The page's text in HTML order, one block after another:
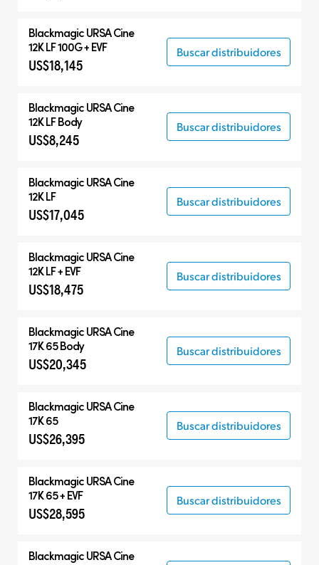
BlackmagicURSA Cine
12K LF 100G + EVF
US$18,145
Buscar distribuidores
BlackmagicURSA Cine
12K LF Body
US$8,245
Buscar distribuidores
BlackmagicURSA Cine
12K LF
US$17,045
Buscar distribuidores
BlackmagicURSA Cine
12K LF + EVF
US$18,475
Buscar distribuidores
BlackmagicURSA Cine
17K 65 Body
US$20,345
Buscar distribuidores
BlackmagicURSA Cine
17K 65
US$26,395
Buscar distribuidores
BlackmagicURSA Cine
17K 65 + EVF
US$28,595
Buscar distribuidores
BlackmagicURSA Cine